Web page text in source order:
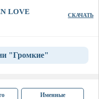
LOVE СКАЧАТЬ
"Громкие"
Именные